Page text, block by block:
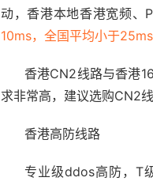
动，香港本地香港宽频、
10ms，全国平均小于25ms
香港CN2线路与香港
求非常高，建议选购CN2线
香港高防线路
专业级ddos高防，T